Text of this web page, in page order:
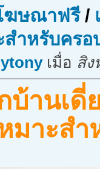
ฆษณาฟรี/
ำหรับคร
เมื่อ สิง
บ้านเ
มาะส